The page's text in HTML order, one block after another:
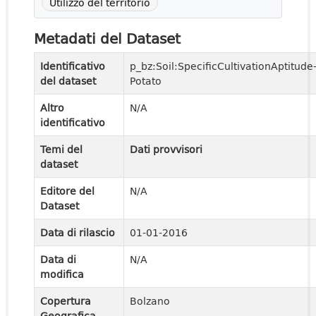
Metadati del Dataset
Identificativo
del dataset
p_bz:Soil:SpecificCultivationAptitude-
Potato
Altro
identificativo
N/A
Temi del
dataset
Dati provvisori
Editore del
Dataset
N/A
Data di rilascio
01-01-2016
Data di
modifica
N/A
Copertura
Bolzano